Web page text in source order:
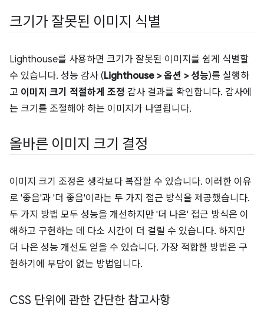
크기가 잘못된 이미지 식별
Lighthouse를 사용하면 크기가 잘못된 이미지를 쉽게 식별할
수 있습니다. 성능 감사 (Lighthouse > 옵션 > 성능)를 실행하
고 이미지 크기 적절하게 조정 감사 결과를 확인합니다. 감사에
는 크기를 조절해야 하는 이미지가 나열됩니다.
올바른 이미지 크기 결정
이미지 크기 조정은 생각보다 복잡할 수 있습니다. 이러한 이유
로 '좋음'과 '더 좋음'이라는 두 가지 접근 방식을 제공했습니다.
두 가지 방법 모두 성능을 개선하지만 '더 나은' 접근 방식은 이
해하고 구현하는 데 다소 시간이 더 걸릴 수 있습니다. 하지만
더 나은 성능 개선도 얻을 수 있습니다. 가장 적합한 방법은 구
현하기에 부담이 없는 방법입니다.
CSS 단위에 관한 간단한 참고사항